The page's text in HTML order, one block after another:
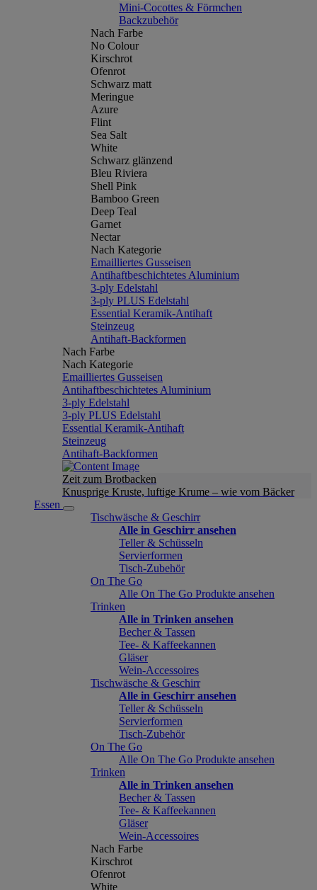
Mini-Cocottes & Förmchen
Backzubehör
Nach Farbe
No Colour
Kirschrot
Ofenrot
Schwarz matt
Meringue
Azure
Flint
Sea Salt
White
Schwarz glänzend
Bleu Riviera
Shell Pink
Bamboo Green
Deep Teal
Garnet
Nectar
Nach Kategorie
Emailliertes Gusseisen
Antihaftbeschichtetes Aluminium
3-ply Edelstahl
3-ply PLUS Edelstahl
Essential Keramik-Antihaft
Steinzeug
Antihaft-Backformen
Nach Farbe
Nach Kategorie
Emailliertes Gusseisen
Antihaftbeschichtetes Aluminium
3-ply Edelstahl
3-ply PLUS Edelstahl
Essential Keramik-Antihaft
Steinzeug
Antihaft-Backformen
Zeit zum Brotbacken
Knusprige Kruste, luftige Krume – wie vom Bäcker
Essen
Tischwäsche & Geschirr
Alle in Geschirr ansehen
Teller & Schüsseln
Servierformen
Tisch-Zubehör
On The Go
Alle On The Go Produkte ansehen
Trinken
Alle in Trinken ansehen
Becher & Tassen
Tee- & Kaffeekannen
Gläser
Wein-Accessoires
Tischwäsche & Geschirr
Alle in Geschirr ansehen
Teller & Schüsseln
Servierformen
Tisch-Zubehör
On The Go
Alle On The Go Produkte ansehen
Trinken
Alle in Trinken ansehen
Becher & Tassen
Tee- & Kaffeekannen
Gläser
Wein-Accessoires
Nach Farbe
Kirschrot
Ofenrot
White